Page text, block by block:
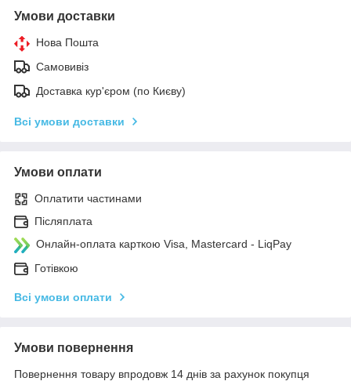
Умови доставки
Нова Пошта
Самовивіз
Доставка кур'єром (по Києву)
Всі умови доставки
Умови оплати
Оплатити частинами
Післяплата
Онлайн-оплата карткою Visa, Mastercard - LiqPay
Готівкою
Всі умови оплати
Умови повернення
Повернення товару впродовж 14 днів за рахунок покупця